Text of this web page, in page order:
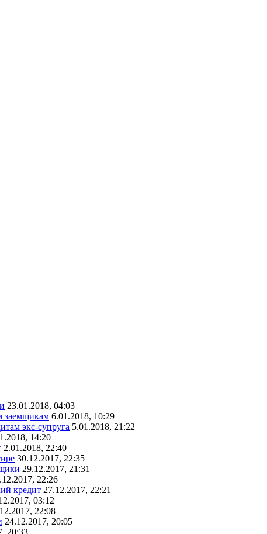
23.01.2018, 04:03
заемщикам 6.01.2018, 10:29
экс-супруга 5.01.2018, 21:22
14:20
2.01.2018, 22:40
30.12.2017, 22:35
29.12.2017, 21:31
22:26
кредит 27.12.2017, 22:21
03:12
22:08
24.12.2017, 20:05